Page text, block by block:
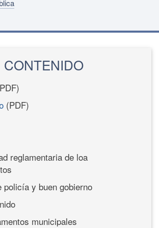
CONTENIDO
(PDF)
reglamentaria de loa
policía y buen gobierno
municipales